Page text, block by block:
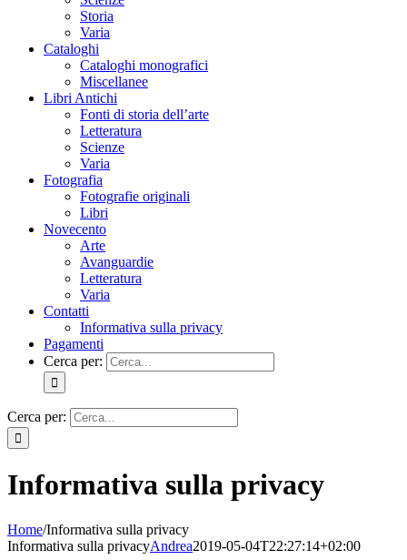
Storia
Varia
Cataloghi
Cataloghi monografici
Miscellanee
Libri Antichi
Fonti di storia dell’arte
Letteratura
Scienze
Varia
Fotografia
Fotografie originali
Libri
Novecento
Arte
Avanguardie
Letteratura
Varia
Contatti
Informativa sulla privacy
Pagamenti
Cerca per:
Cerca per:
Informativa sulla privacy
Home/Informativa sulla privacy
Informativa sulla privacyAndrea2019-05-04T22:27:14+02:00